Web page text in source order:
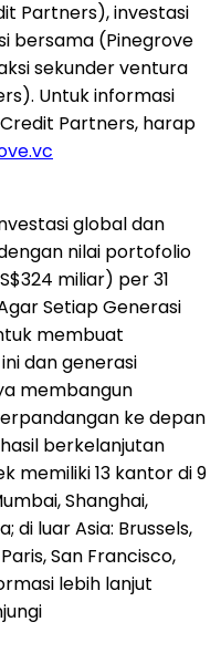
Partners), investasi
bersama (Pinegrove
sekunder ventura
Untuk informasi
Partners, harap
global dan
nilai portofolio
miliar) per 31
Setiap Generasi
membuat
dan generasi
membangun
ke depan
berkelanjutan
memiliki 13 kantor di 9
Shanghai,
di luar Asia: Brussels,
San Francisco,
lebih lanjut